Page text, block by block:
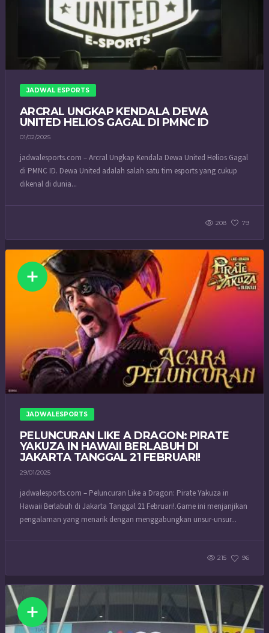
JADWAL ESPORTS
ARCRAL UNGKAP KENDALA DEWA
UNITED HELIOS GAGAL DI PMNC ID
01/02/2025
jadwalesports.com – Arcral Ungkap Kendala Dewa United Helios Gagal
di PMNC ID. Dewa United adalah salah satu tim esports yang cukup
dikenal di dunia...
208 79
JADWALESPORTS
PELUNCURAN LIKE A DRAGON: PIRATE
YAKUZA IN HAWAII BERLABUH DI
JAKARTA TANGGAL 21 FEBRUARI!
29/01/2025
jadwalesports.com – Peluncuran Like a Dragon: Pirate Yakuza in
Hawaii Berlabuh di Jakarta Tanggal 21 Februari!.Game ini menjanjikan
pengalaman yang menarik dengan menggabungkan unsur-unsur...
215 96